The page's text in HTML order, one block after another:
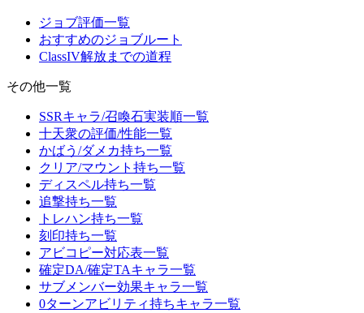
ジョブ評価一覧
おすすめのジョブルート
ClassIV解放までの道程
その他一覧
SSRキャラ/召喚石実装順一覧
十天衆の評価/性能一覧
かばう/ダメカ持ち一覧
クリア/マウント持ち一覧
ディスペル持ち一覧
追撃持ち一覧
トレハン持ち一覧
刻印持ち一覧
アビコピー対応表一覧
確定DA/確定TAキャラ一覧
サブメンバー効果キャラ一覧
0ターンアビリティ持ちキャラ一覧